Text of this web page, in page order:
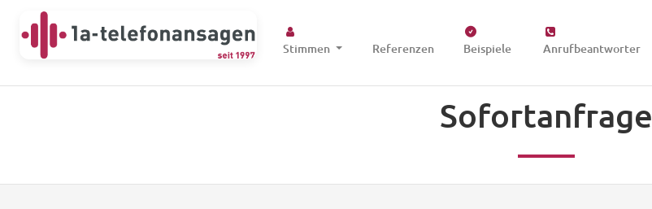
Stimmen Referenzen Beispiele Anrufbeantworter
Sofortanfrage